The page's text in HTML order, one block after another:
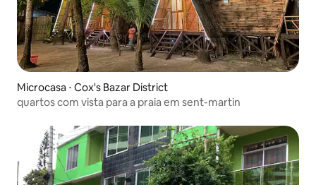
Microcasa ⋅ Cox's Bazar District
quartos com vista para a praia em sent-martin